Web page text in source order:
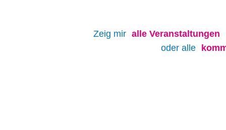
Zeig mir alle Veranstaltungen
oder alle